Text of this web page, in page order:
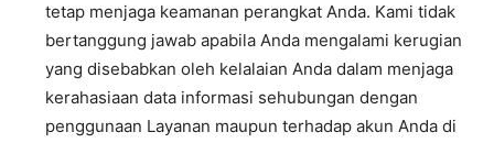
tetap menjaga keamanan perangkat Anda. Kami tidak
bertanggung jawab apabila Anda mengalami kerugian
yang disebabkan oleh kelalaian Anda dalam menjaga
kerahasiaan data informasi sehubungan dengan
penggunaan Layanan maupun terhadap akun Anda di